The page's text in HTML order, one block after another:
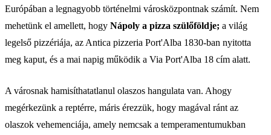
Európában a legnagyobb történelmi városközpontnak számít. Nem
mehetünk el amellett, hogy Nápoly a pizza szülőföldje; a világ
legelső pizzériája, az Antica pizzeria Port'Alba 1830-ban nyitotta
meg kaput, és a mai napig működik a Via Port'Alba 18 cím alatt.
A városnak hamisíthatatlanul olaszos hangulata van. Ahogy
megérkezünk a reptérre, máris érezzük, hogy magával ránt az
olaszok vehemenciája, amely nemcsak a temperamentumukban